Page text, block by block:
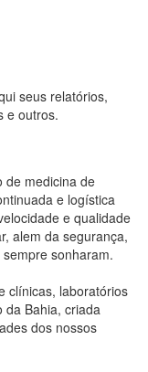
seus relatórios,
e outros.
de medicina de
e logística
e qualidade
alem da segurança,
sonharam.
clínicas, laboratórios
da Bahia, criada
dos nossos